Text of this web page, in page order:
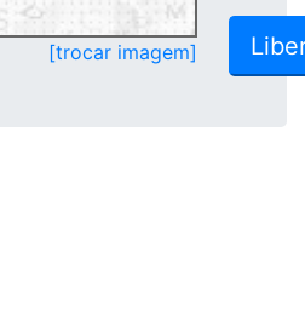
[trocar imagem]